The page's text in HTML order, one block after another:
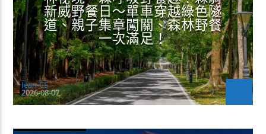
新威野餐日～單車穿越綠色隧
道、親子集章闖關、森林野餐
一次滿足！
Jean-CS
2026-08-07